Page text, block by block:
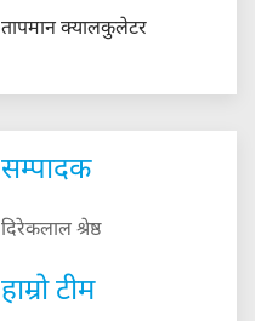
तापमान क्यालकुलेटर
सम्पादक
दिरेकलाल श्रेष्ठ
हाम्रो टीम